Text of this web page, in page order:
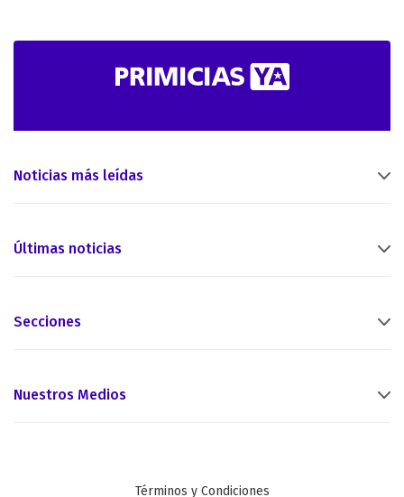
Noticias más leídas
Últimas noticias
Secciones
Nuestros Medios
Términos y Condiciones